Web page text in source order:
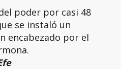
poder por casi 48
se instaló un
encabezado por el